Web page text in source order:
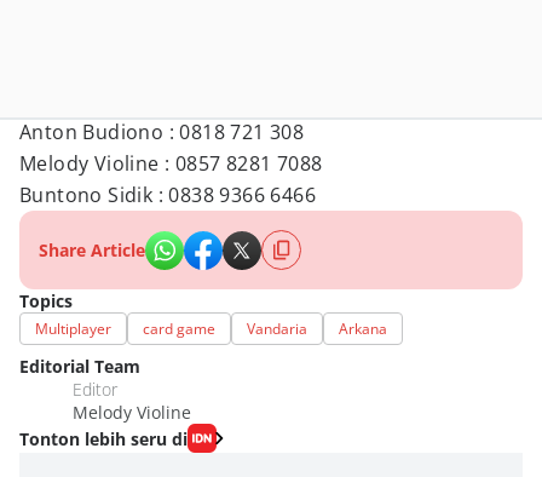
Anton Budiono : 0818 721 308
Melody Violine : 0857 8281 7088
Buntono Sidik : 0838 9366 6466
Share Article
Topics
Multiplayer card game Vandaria Arkana
Editorial Team
Editor
Melody Violine
Tonton lebih seru di